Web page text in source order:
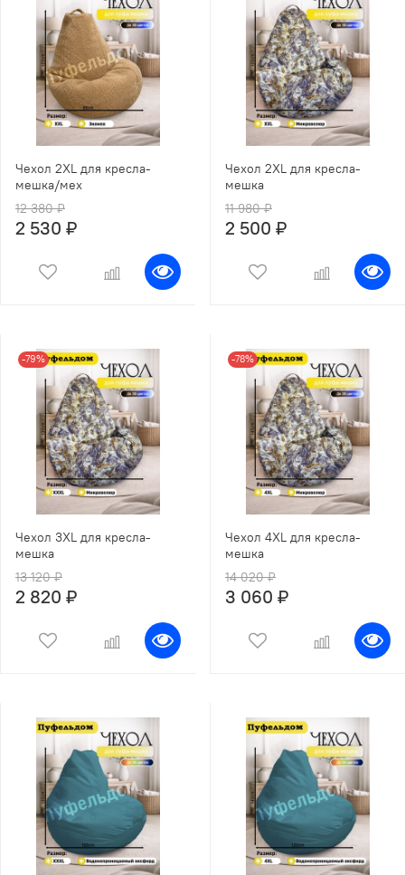
Чехол 2XL для кресла-
мешка/мех
12 380 ₽
2 530 ₽
Чехол 2XL для кресла-
мешка
11 980 ₽
2 500 ₽
-79%
Чехол 3XL для кресла-
мешка
13 120 ₽
2 820 ₽
-78%
Чехол 4XL для кресла-
мешка
14 020 ₽
3 060 ₽